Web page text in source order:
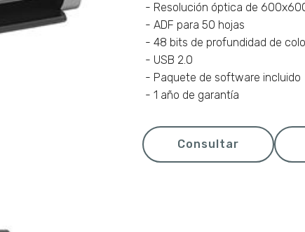
- Resolución óptica de
- ADF para 50 hojas
- 48 bits de profundidad de
- USB 2.0
- Paquete de software incluido
- 1 año de garantía
Consultar